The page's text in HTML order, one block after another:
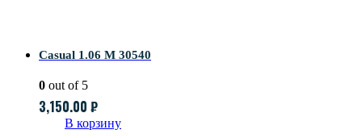
Casual 1.06 M 30540
0 out of 5
3,150.00 ₽
В корзину